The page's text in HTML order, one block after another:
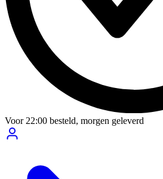
Voor22:00 besteld, morgen geleverd